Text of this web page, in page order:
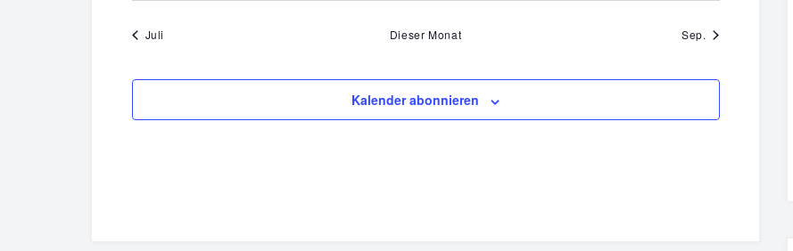
Juli Dieser Monat Sep.
Kalender abonnieren